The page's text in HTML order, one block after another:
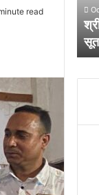
read
अक्टूबर चंद्र ग्रहण